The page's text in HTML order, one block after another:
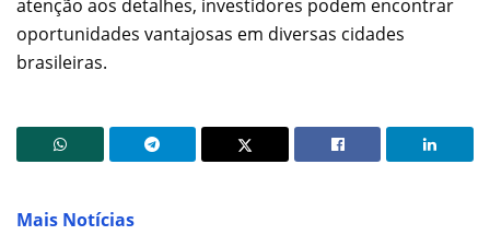
atenção aos detalhes, investidores podem encontrar
oportunidades vantajosas em diversas cidades
brasileiras.
Mais Notícias